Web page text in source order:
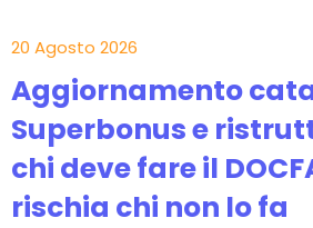
20 Agosto 2026
Aggiornamento
Superbonus e
chi deve fare il
rischia chi non lo fa